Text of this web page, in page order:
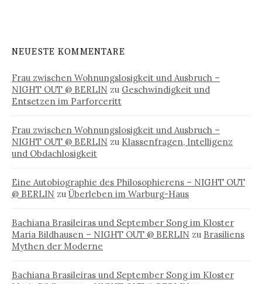
NEUESTE KOMMENTARE
Frau zwischen Wohnungslosigkeit und Ausbruch –
NIGHT OUT @ BERLIN zu Geschwindigkeit und
Entsetzen im Parforceritt
Frau zwischen Wohnungslosigkeit und Ausbruch –
NIGHT OUT @ BERLIN zu Klassenfragen, Intelligenz
und Obdachlosigkeit
Eine Autobiographie des Philosophierens – NIGHT OUT
@ BERLIN zu Überleben im Warburg-Haus
Bachiana Brasileiras und September Song im Kloster
Maria Bildhausen – NIGHT OUT @ BERLIN zu Brasiliens
Mythen der Moderne
Bachiana Brasileiras und September Song im Kloster